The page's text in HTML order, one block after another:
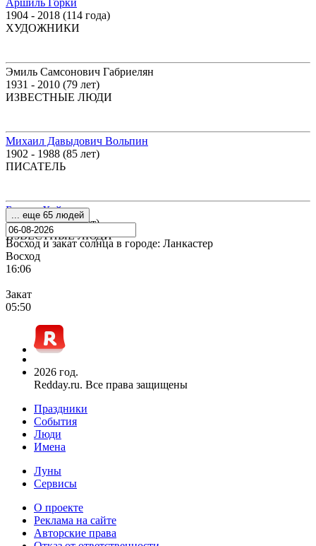
1904 - 2018 (114 года)
ХУДОЖНИКИ
Эмиль Самсонович Габриелян
1931 - 2010 (79 лет)
ИЗВЕСТНЫЕ ЛЮДИ
Михаил Давыдович Вольпин
1902 - 1988 (85 лет)
ПИСАТЕЛЬ
Брандт Хайнц
1907 - 1944 (37 лет)
ИЗВЕСТНЫЕ ЛЮДИ
... еще 65 людей
Восход и закат солнца в городе: Ланкастер
Восход
16:06
Закат
05:50
2026 год.
Redday.ru. Все права защищены
Праздники
События
Люди
Имена
Луны
Сервисы
О проекте
Реклама на сайте
Авторские права